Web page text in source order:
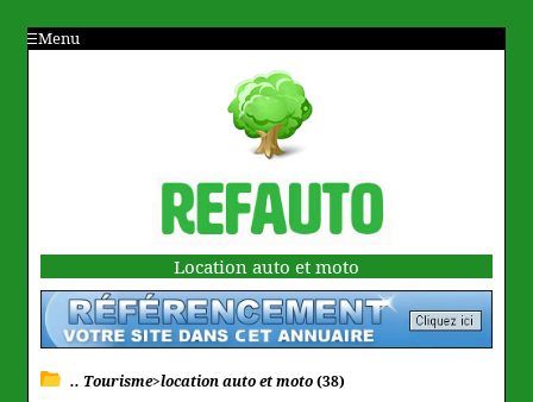
Menu
Location auto et moto
.. Tourisme>location auto et moto(38)